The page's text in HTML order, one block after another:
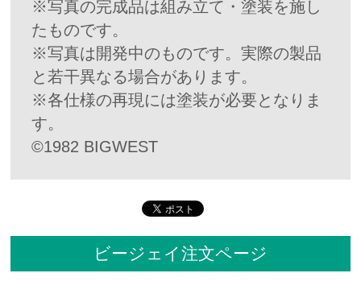
※写真の完成品は組み立て・塗装を施し
たものです。
※写真は開発中のものです。実際の製品
と若干異なる場合があります。
※各仕様の再現には塗装が必要となりま
す。
©1982 BIGWEST
ビージェイ注文ページ